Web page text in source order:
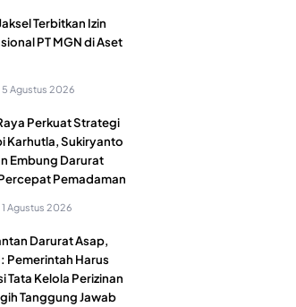
Terbitkan Izin
PT MGN di Aset
5 Agustus 2026
Perkuat Strategi
Karhutla, Sukiryanto
Embung Darurat
Pemadaman
1 Agustus 2026
Darurat Asap,
Pemerintah Harus
Tata Kelola Perizinan
Tanggung Jawab